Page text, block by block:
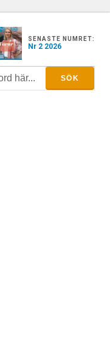
SENASTE NUMRET:
Nr 2 2026